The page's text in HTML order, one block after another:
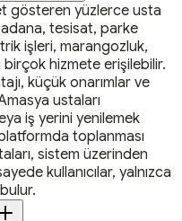
gösteren yüzlerce usta
tesisat, parke
işleri, marangozluk,
birçok hizmete erişilebilir.
küçük onarımlar ve
ustaları
iş yerini yenilemek
toplanması
sistem üzerinden
kullanıcılar, yalnızca